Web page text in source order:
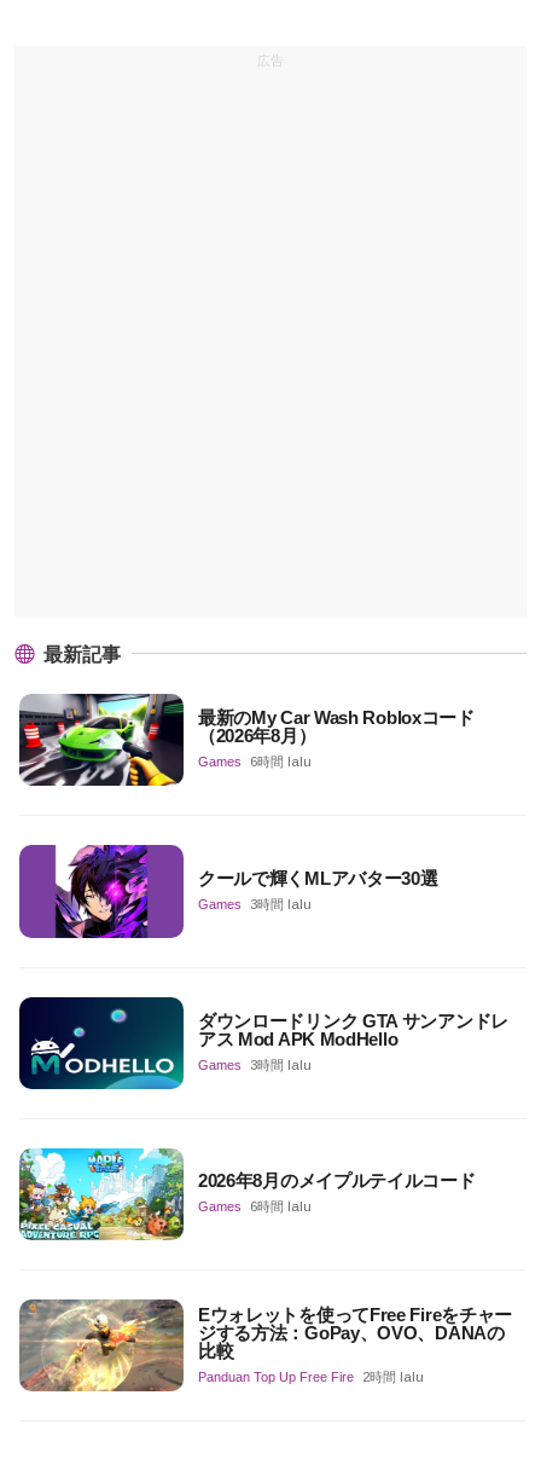
広告
最新記事
最新のMy Car Wash Robloxコード
（2026年8月）
Games 6時間 lalu
クールで輝くMLアバター30選
Games 3時間 lalu
ダウンロードリンク GTA サンアンドレ
アス Mod APK ModHello
Games 3時間 lalu
2026年8月のメイプルテイルコード
Games 6時間 lalu
Eウォレットを使ってFree Fireをチャー
ジする方法：GoPay、OVO、DANAの
比較
Panduan Top Up Free Fire 2時間 lalu